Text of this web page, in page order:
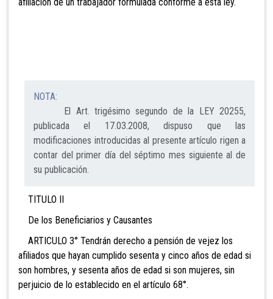
NOTA:
El Art. trigésimo segundo de la LEY 20255,
publicada el 17.03.2008, dispuso que las
modificaciones introducidas al presente artículo rigen a
contar del primer día del séptimo mes siguiente al de
su publicación.
TITULO II
De los Beneficiarios y Causantes
ARTICULO 3° Tendrán derecho a pensión de vejez los
afiliados que hayan cumplido sesenta y cinco años de edad si
son hombres, y sesenta años de edad si son mujeres, sin
perjuicio de lo establecido en el artículo 68°.